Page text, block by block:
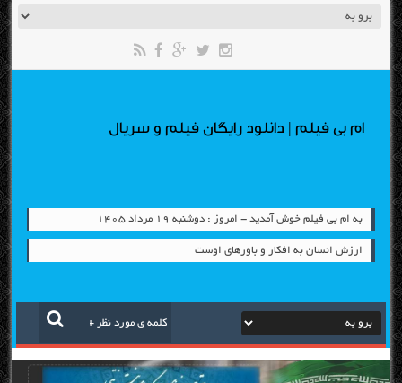
ام بی فیلم | دانلود رایگان فیلم و سریال
به ام بی فیلم خوش آمدید - امروز : دوشنبه ۱۹ مرداد ۱۴۰۵
ارزش انسان به افکار و باورهای اوست